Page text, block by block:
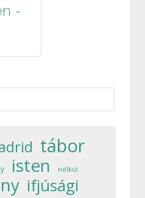
-
tábor
isten nélkül
ifjúsági